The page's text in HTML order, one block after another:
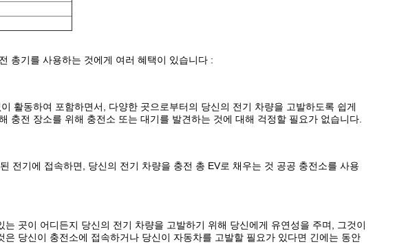
총기를 사용하는 것에게 여러 혜택이 있습니다 :
활동하여 포함하면서, 다양한 곳으로부터의 당신의 전기 차량을 고발하도록 쉽게
충전 장소를 위해 충전소 또는 대기를 발견하는 것에 대해 걱정할 필요가 없습니다.
전기에 접속하면, 당신의 전기 차량을 충전 총 EV로 채우는 것 공공 충전소를 사용
곳이 어디든지 당신의 전기 차량을 고발하기 위해 당신에게 유연성을 주며, 그것이
당신이 충전소에 접속하거나 당신이 자동차를 고발할 필요가 있다면 긴에는 동안